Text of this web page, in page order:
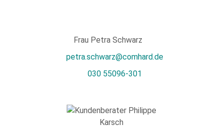
Frau Petra Schwarz
petra.schwarz@comhard.de
030 55096-301